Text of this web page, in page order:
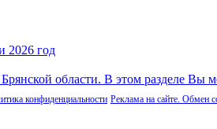
2026 год
области. В этом разделе Вы
конфиденциальности Реклама на сайте. Обмен